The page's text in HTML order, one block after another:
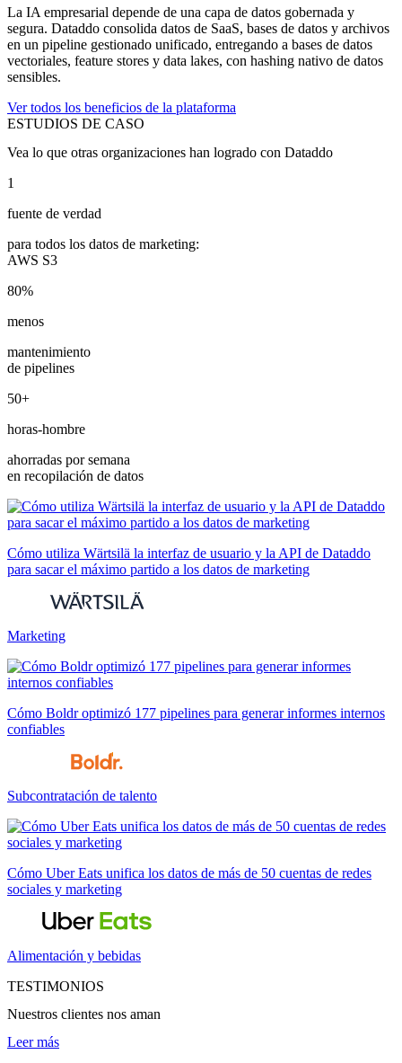
La IA empresarial depende de una capa de datos gobernada y
segura. Dataddo consolida datos de SaaS, bases de datos y archivos
en un pipeline gestionado unificado, entregando a bases de datos
vectoriales, feature stores y data lakes, con hashing nativo de datos
sensibles.
Ver todos los beneficios de la plataforma
ESTUDIOS DE CASO
Vea lo que otras organizaciones han logrado con Dataddo
1
fuente de verdad
para todos los datos de marketing:
AWS S3
80%
menos
mantenimiento
de pipelines
50+
horas-hombre
ahorradas por semana
en recopilación de datos
Cómo utiliza Wärtsilä la interfaz de usuario y la API de Dataddo
para sacar el máximo partido a los datos de marketing
Marketing
Cómo Boldr optimizó 177 pipelines para generar informes internos
confiables
Subcontratación de talento
Cómo Uber Eats unifica los datos de más de 50 cuentas de redes
sociales y marketing
Alimentación y bebidas
TESTIMONIOS
Nuestros clientes nos aman
Leer más